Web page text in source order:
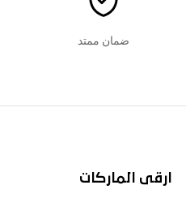
ضمان ممتد
ارقى الماركات